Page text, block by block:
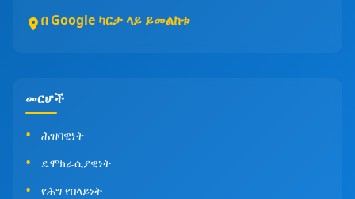
በ Google ካርታ ላይ ይመልከቱ
መርሆች
ሕዝባዊነት
ዴሞክራሲያዊነት
የሕግ የበላይነት